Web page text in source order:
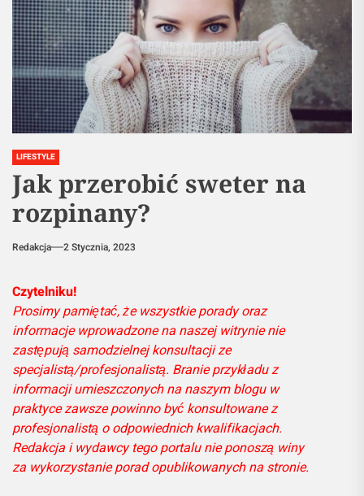
LIFESTYLE
Jak przerobić sweter na
rozpinany?
Redakcja 2 Stycznia, 2023
Czytelniku!
Prosimy pamiętać, że wszystkie porady oraz
informacje wprowadzone na naszej witrynie nie
zastępują samodzielnej konsultacji ze
specjalistą/profesjonalistą. Branie przykładu z
informacji umieszczonych na naszym blogu w
praktyce zawsze powinno być konsultowane z
profesjonalistą o odpowiednich kwalifikacjach.
Redakcja i wydawcy tego portalu nie ponoszą winy
za wykorzystanie porad opublikowanych na stronie.